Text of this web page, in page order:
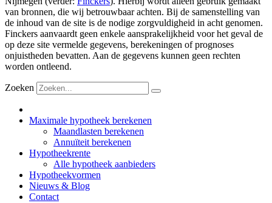
van bronnen, die wij betrouwbaar achten. Bij de samenstelling van
de inhoud van de site is de nodige zorgvuldigheid in acht genomen.
Finckers aanvaardt geen enkele aansprakelijkheid voor het geval de
op deze site vermelde gegevens, berekeningen of prognoses
onjuistheden bevatten. Aan de gegevens kunnen geen rechten
worden ontleend.
Zoeken
Maximale hypotheek berekenen
Maandlasten berekenen
Annuïteit berekenen
Hypotheekrente
Alle hypotheek aanbieders
Hypotheekvormen
Nieuws & Blog
Contact